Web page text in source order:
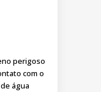
perigoso
com o
água